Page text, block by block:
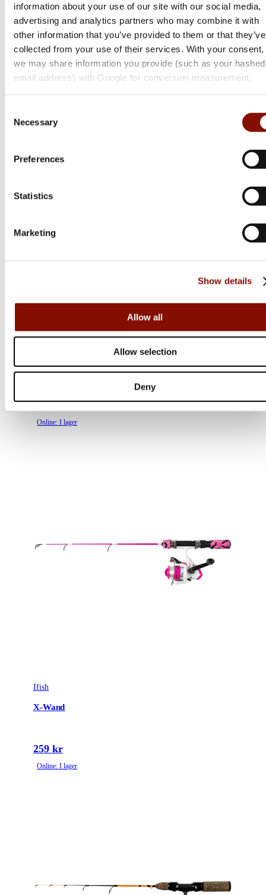
information about your use of our site with our social media,
advertising and analytics partners who may combine it with
other information that you’ve provided to them or that they’ve
collected from your use of their services. With your consent,
we may share information you provide (such as your hashed
email address) with Google for conversion measurement.
Selection
Necessary
Preferences
Statistics
Marketing
Show details
Allow all
Allow selection
Deny
Sensirod Combo Ize
Flera varianter
1 099 kr
Online: I lager
X-Wand
259 kr
Online: I lager
Ifish
X-Wand
259 kr
Online: I lager